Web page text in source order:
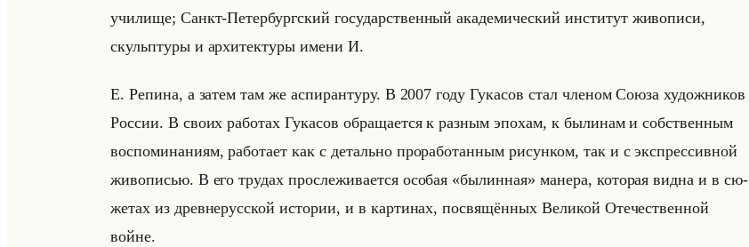
учи­ли­ще; Санкт-Пе­тер­бург­ский го­су­дар­ствен­ный ака­де­ми­че­ский ин­сти­тут жи­во­пи­си,
скульп­ту­ры и ар­хи­тек­ту­ры имени И.
Е. Ре­пи­на, а затем там же ас­пи­ран­ту­ру. В 2007 году Гу­ка­сов стал чле­ном Союза ху­дож­ни­ков
Рос­сии. В своих ра­бо­тах Гу­ка­сов об­ра­ща­ет­ся к раз­ным эпо­хам, к бы­ли­нам и соб­ствен­ным
вос­по­ми­на­ни­ям, ра­бо­та­ет как с де­тально про­ра­бо­тан­ным ри­сун­ком, так и с экс­прес­сив­ной
жи­во­пи­сью. В его тру­дах про­сле­жи­ва­ет­ся осо­бая «былинная» ма­не­ра, ко­то­рая видна и в сю­
же­тах из древ­не­рус­ской ис­то­рии, и в кар­ти­нах, по­свя­щён­ных Ве­ли­кой Оте­че­ствен­ной
войне.